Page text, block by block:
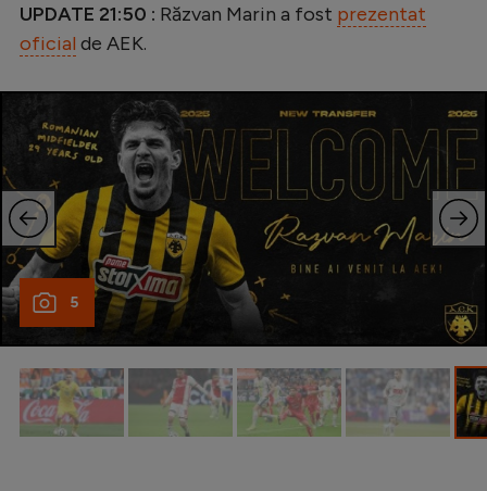
Bundesliga
Ligue 1
Campionate
Starurile fotbalului
EURO 2024
Stranieri
Clasamente
UPDATE 21:50 : Răzvan Marin a fost prezentat
oficial de AEK.
5